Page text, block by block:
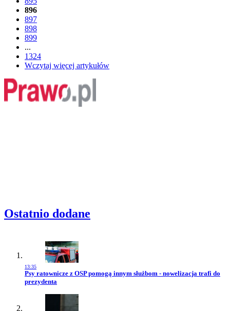
896
897
898
899
...
1324
Wczytaj więcej artykułów
Ostatnio dodane
13:35
Przejdź do artykułu:
Psy ratownicze z OSP pomogą innym służbom - nowelizacja trafi do
prezydenta